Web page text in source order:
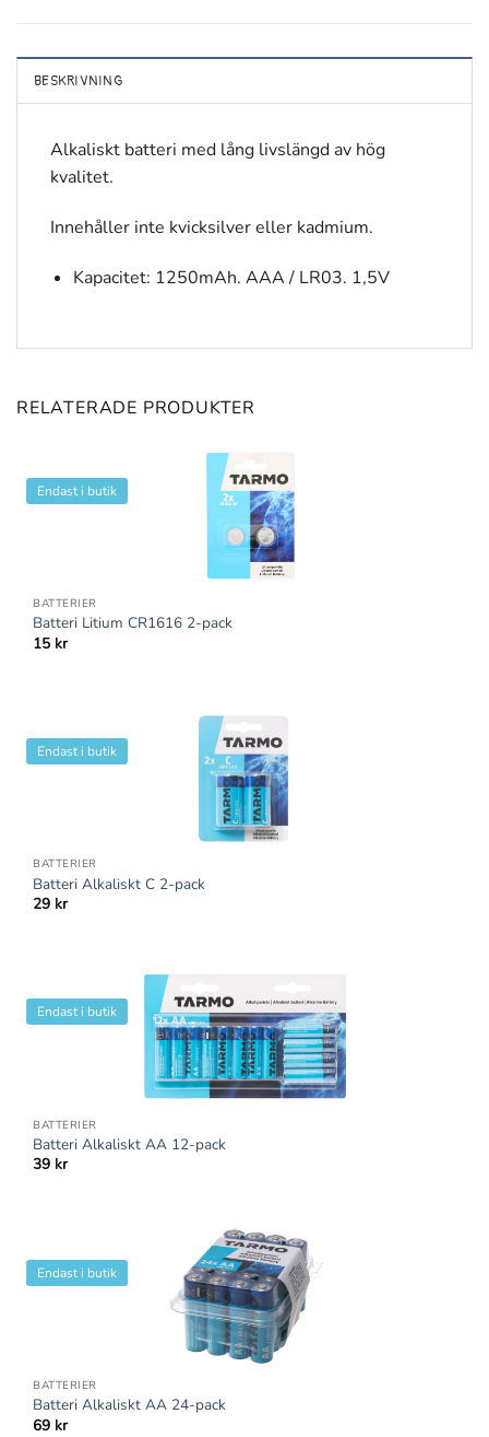
BESKRIVNING
Alkaliskt batteri med lång livslängd av hög
kvalitet.
Innehåller inte kvicksilver eller kadmium.
Kapacitet: 1250mAh. AAA / LR03. 1,5V
RELATERADE PRODUKTER
Endast i butik
BATTERIER
Batteri Litium CR1616 2-pack
15 kr
Endast i butik
BATTERIER
Batteri Alkaliskt C 2-pack
29 kr
Endast i butik
BATTERIER
Batteri Alkaliskt AA 12-pack
39 kr
Endast i butik
BATTERIER
Batteri Alkaliskt AA 24-pack
69 kr